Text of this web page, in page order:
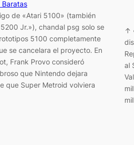
Baratas
de «Atari 5100» (también
Jr.»), chandal psg solo se
5100 completamente
se cancelara el proyecto. En
Frank Provo consideró
que Nintendo dejara
que Super Metroid volviera
↑
al